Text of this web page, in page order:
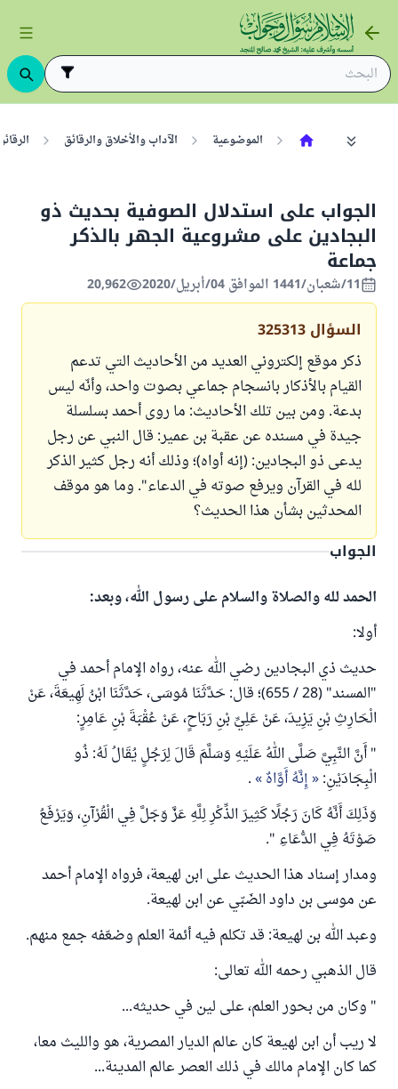
الموضوعية الآداب والأخلاق والرقائق
الجواب على استدلال الصوفية بحديث ذو
البجادين على مشروعية الجهر بالذكر
جماعة
11/شعبان/1441 الموافق 04/أبريل/2020 20,962
السؤال 325313
ذكر موقع إلكتروني العديد من الأحاديث التي تدعم
القيام بالأذكار بانسجام جماعي بصوت واحد، وأنّه ليس
بدعة. ومن بين تلك الأحاديث: ما روى أحمد بسلسلة
جيدة في مسنده عن عقبة بن عمير: قال النبي عن رجل
يدعى ذو البجادين: (إنه أواه)؛ وذلك أنه رجل كثير الذكر
لله في القرآن ويرفع صوته في الدعاء". وما هو موقف
المحدثين بشأن هذا الحديث؟
الجواب
الحمد لله والصلاة والسلام على رسول الله، وبعد:
أولا:
حديث ذي البجادين رضي الله عنه، رواه الإمام أحمد في
"المسند" (28 / 655)؛ قال: حَدَّثَنَا مُوسَى، حَدَّثَنَا ابْنُ لَهِيعَةَ، عَنْ
الْحَارِثِ بْنِ يَزِيدَ، عَنْ عَلِيِّ بْنِ رَبَاحٍ، عَنْ عُقْبَةَ بْنِ عَامِرٍ:
" أَنَّ النَّبِيَّ صَلَّى اللهُ عَلَيْهِ وَسَلَّمَ قَالَ لِرَجُلٍ يُقَالُ لَهُ: ذُو
الْبِجَادَيْنِ: إِنَّهُ أَوَّاهٌ .
وَذَلِكَ أَنَّهُ كَانَ رَجُلًا كَثِيرَ الذِّكْرِ لِلَّهِ عَزَّ وَجَلَّ فِي الْقُرْآنِ، وَيَرْفَعُ
صَوْتَهُ فِي الدُّعَاءِ ".
ومدار إسناد هذا الحديث على ابن لهيعة، فرواه الإمام أحمد
عن موسى بن داود الضَبّي عن ابن لهيعة.
وعبد الله بن لهيعة: قد تكلم فيه أئمة العلم وضعّفه جمع منهم.
قال الذهبي رحمه الله تعالى:
" وكان من بحور العلم، على لين في حديثه...
لا ريب أن ابن لهيعة كان عالم الديار المصرية، هو والليث معا،
كما كان الإمام مالك في ذلك العصر عالم المدينة...